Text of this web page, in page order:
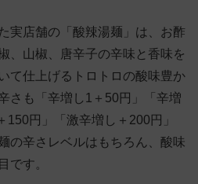
実店舗の「酸辣湯麺」は、お酢
、山椒、唐辛子の辛味と香味を
て仕上げるトロトロの酸味豊か
さも「辛増し1＋50円」「辛増
150円」「激辛増し＋200円」
の辛さレベルはもちろん、酸味
です。